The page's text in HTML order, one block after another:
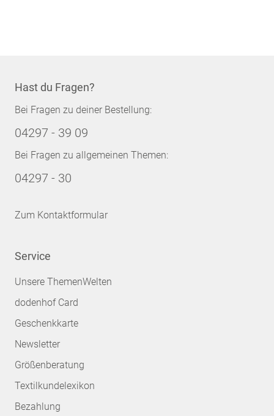
Hast du Fragen?
Bei Fragen zu deiner Bestellung:
04297 - 39 09
Bei Fragen zu allgemeinen Themen:
04297 - 30
Zum Kontaktformular
Service
Unsere ThemenWelten
dodenhof Card
Geschenkkarte
Newsletter
Größenberatung
Textilkundelexikon
Bezahlung